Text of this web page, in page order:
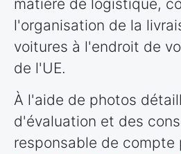
matière de logistique,
l'organisation de la
voitures à l'endroit de
de l'UE.
À l'aide de photos
d'évaluation et des
responsable de compte